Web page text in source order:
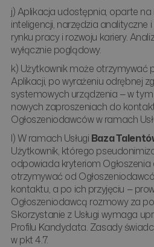
j) Aplikacja udostępnia, oparte
inteligencji, narzędzia
rynku pracy i rozwoju kariery.
wyłącznie poglądowy.
k) Użytkownik może otrzymywać
Aplikacji, po wyrażeniu odrębnej
systemowych urządzenia — w
nowych zaproszeniach do
Ogłoszeniodawców w ramach
l) W ramach Usługi Baza
Użytkownik, którego
odpowiada kryteriom
otrzymywać od
kontaktu, a po ich przyjęciu —
Ogłoszeniodawcą rozmowy za
Skorzystanie z Usługi wymaga
Profilu Kandydata. Zasady
w pkt 4.7.